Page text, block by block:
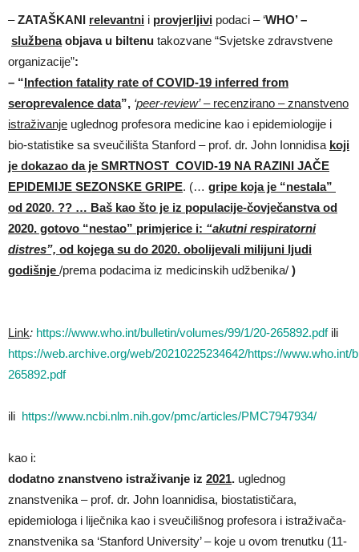
–ZATAŠKANI relevantni i provjerljivi podaci – ‘WHO’ –
službenaobjava u biltenu takozvane “Svjetske zdravstvene
organizacije”:
– “Infection fatality rate of COVID-19 inferred from
seroprevalence data”, ‘peer-review’– recenzirano – znanstveno
istraživanje uglednog profesora medicine kao i epidemiologije i
bio-statistike sa sveučilišta Stanford – prof. dr. John Ionnidisa koji
je dokazao da je SMRTNOST COVID-19 NA RAZINI JAČE
EPIDEMIJE SEZONSKE GRIPE. (… gripe koja je “nestala”
od 2020. ?? … Baš kao što je iz populacije-čovječanstva od
2020. gotovo “nestao” primjerice i: “akutni respiratorni
distres”, od kojega su do 2020. obolijevali milijuni ljudi
godišnje /prema podacima iz medicinskih udžbenika/ )
Link: https://www.who.int/bulletin/volumes/99/1/20-265892.pdfili
https://web.archive.org/web/20210225234642/https://www.who.int/
265892.pdf
ili https://www.ncbi.nlm.nih.gov/pmc/articles/PMC7947934/
kao i:
dodatno znanstveno istraživanje iz 2021. uglednog
znanstvenika – prof. dr. John Ioannidisa, biostatističara,
epidemiologa i liječnika kao i sveučilišnog profesora i istraživača-
znanstvenika sa ‘Stanford University’ – koje u ovom trenutku (11-